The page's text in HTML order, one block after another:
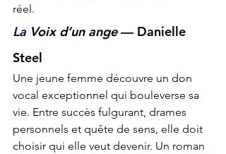
réel.
La Voix d’un ange — Danielle
Steel
Une jeune femme découvre un don
vocal exceptionnel qui bouleverse sa
vie. Entre succès fulgurant, drames
personnels et quête de sens, elle doit
choisir qui elle veut devenir. Un roman